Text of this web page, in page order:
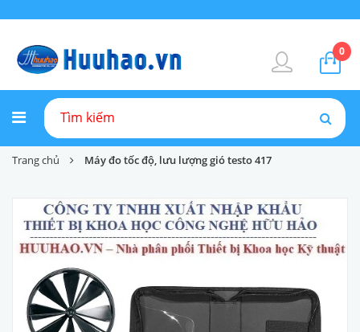
0
Trang chủ Máy đo tốc độ, lưu lượng gió testo 417